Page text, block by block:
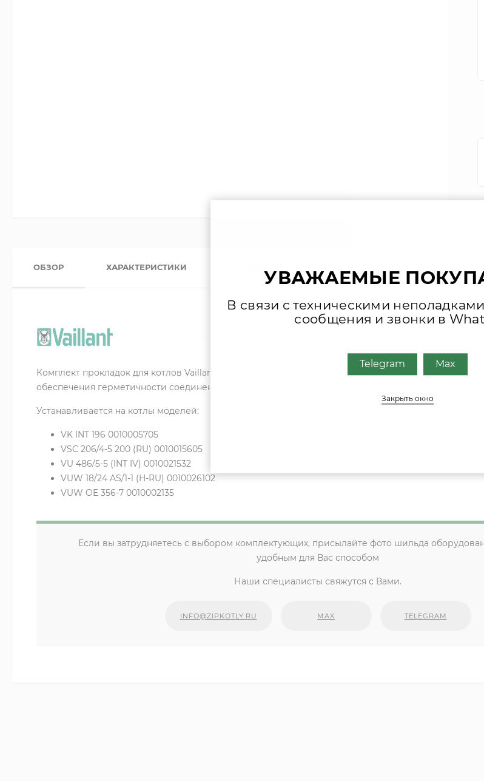
ОБЗОР ХАРАКТЕРИСТИКИ
Комплект прокладок для котлов Vaillant наборуплотнительных
обеспечения герметичности соединений
Устанавливается на котлы моделей:
VK INT 196 0010005705
VSC 206/4-5 200 (RU) 0010015605
VU 486/5-5 (INT IV) 0010021532
VUW 18/24 AS/1-1 (H-RU) 0010026102
VUW OE 356-7 0010002135
Если вы затрудняетесь с выбором комплектующих, присылайте фото шильда
удобным для Вас способом
Наши специалисты свяжутся с Вами.
INFO@ZIPKOTLY.RU MAX TELEGRAM
УВАЖАЕМЫЕ
В связи с техническими
сообщения и звонки в
Telegram Max
Закрыть окно